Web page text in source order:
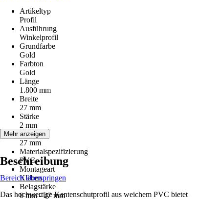
Artikeltyp
Profil
Ausführung
Winkelprofil
Grundfarbe
Gold
Farbton
Gold
Länge
1.800 mm
Breite
27 mm
Stärke
2 mm
Höhe
27 mm
Materialspezifizierung
PVC
Montageart
Kleben
Belagstärke
0 mm - 27 mm
Mehr anzeigen
Beschreibung
Bereich überspringen
Das hochwertige Kantenschutprofil aus weichem PVC bietet